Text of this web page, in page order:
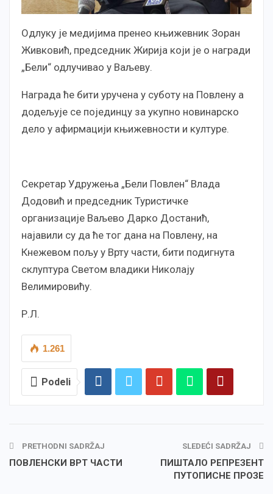
Одлуку је медијима пренео књижевник Зоран
Живковић, председник Жирија који је о награди
„Бели“ одлучивао у Ваљеву.
Награда ће бити уручена у суботу на Повлену а
додељује се појединцу за укупно новинарско
дело у афирмацији књижевности и културе.
Секретар Удружења „Бели Повлен“ Влада
Додовић и председник Туристичке
организације Ваљево Дарко Достанић,
најавили су да ће тог дана на Повлену, на
Кнежевом пољу у Врту части, бити подигнута
склуптура Светом владики Николају
Велимировићу.
Р.Л.
1.261
Podeli
PRETHODNI SADRŽAJ
ПОВЛЕНСКИ ВРТ ЧАСТИ
SLEDEĆI SADRŽAJ
ПИШТАЛО РЕПРЕЗЕНТ
ПУТОПИСНЕ ПРОЗЕ